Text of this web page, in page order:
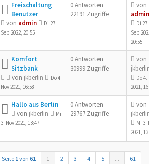
Freischaltung
Benutzer
von admin
Di 27.
Sep 2022, 20:55
0 Antworten
22191 Zugriffe
von
admin
Di 27.
Sep
20:55
Komfort
Sitzbank
von jkberlin
Do 4.
Nov 2021, 16:58
0 Antworten
30999 Zugriffe
von
Do 4.
2021,
Hallo aus Berlin
von jkberlin
Mi
3. Nov 2021, 13:47
0 Antworten
29767 Zugriffe
von
Mi 3.
2021,
Seite 1von 61 1 2 3 4 5 ... 61